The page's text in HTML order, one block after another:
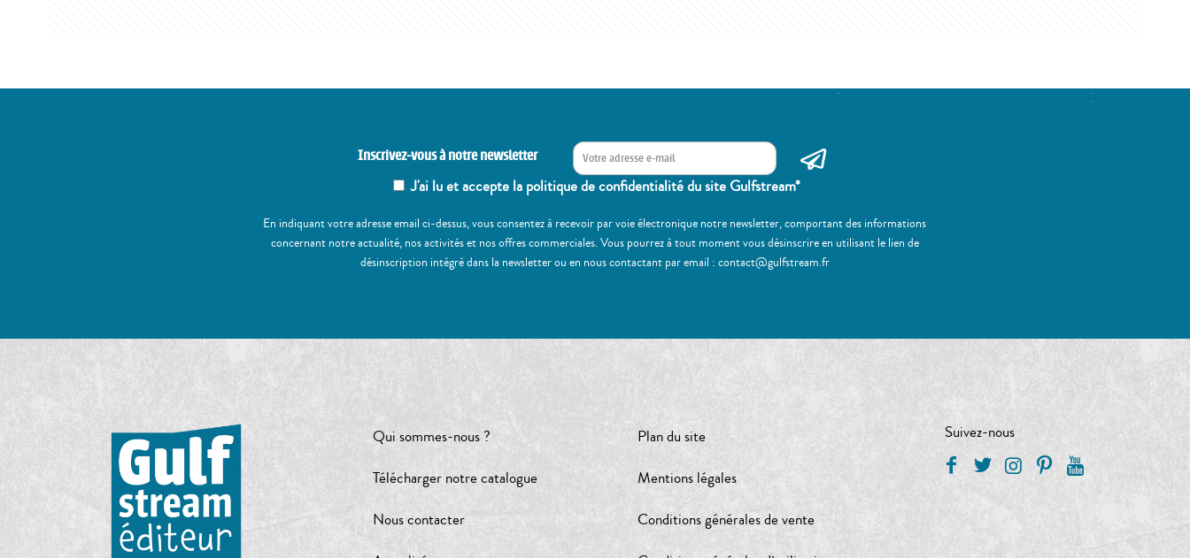
Inscrivez-vous à notre newsletter
J'ai lu et accepte la politique de confidentialité du site Gulfstream*
En indiquant votre adresse email ci-dessus, vous consentez à recevoir par voie électronique notre newsletter, comportant des informations
concernant notre actualité, nos activités et nos offres commerciales. Vous pourrez à tout moment vous désinscrire en utilisant le lien de
désinscription intégré dans la newsletter ou en nous contactant par email : contact@gulfstream.fr
Qui sommes-nous ?
Télécharger notre catalogue
Nous contacter
Plan du site
Mentions légales
Conditions générales de vente
Suivez-nous